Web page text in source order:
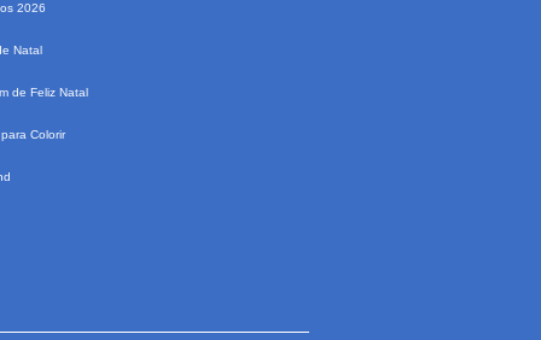
2026
Natal
de Feliz Natal
Colorir